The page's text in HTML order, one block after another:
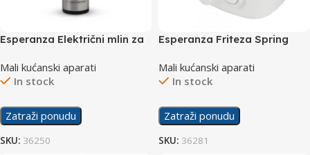
Esperanza Električni mlin za
Mali kućanski aparati
In stock
Zatraži ponudu
SKU: 36250
Esperanza Friteza Spring
Mali kućanski aparati
In stock
Zatraži ponudu
SKU: 36281